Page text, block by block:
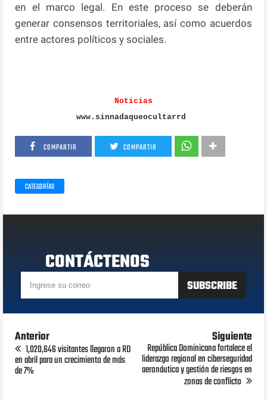
en el marco legal. En este proceso se deberán
generar consensos territoriales, así como acuerdos
entre actores políticos y sociales.
Noticias
www.sinnadaqueocultarrd
COMPARTIR COMPARTIR
CATEGORÍAS
CONTÁCTENOS
Anterior
1,020,646 visitantes llegaron a RD
en abril para un crecimiento de más
de 7%
Siguiente
República Dominicana fortalece el
liderazgo regional en ciberseguridad
aeronáutica y gestión de riesgos en
zonas de conflicto